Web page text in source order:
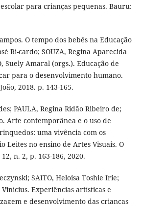
para crianças pequenas. Bauru:
O tempo dos bebês na Educação
Ri-cardo; SOUZA, Regina Aparecida
Suely Amaral (orgs.). Educação de
para o desenvolvimento humano.
2018. p. 143-165.
PAULA, Regina Ridão Ribeiro de;
Arte contemporânea e o uso de
uma vivência com os
Leites no ensino de Artes Visuais. O
n. 2, p. 163-186, 2020.
SAITO, Heloisa Toshie Irie;
Vinicius. Experiências artísticas e
e desenvolvimento das crianças